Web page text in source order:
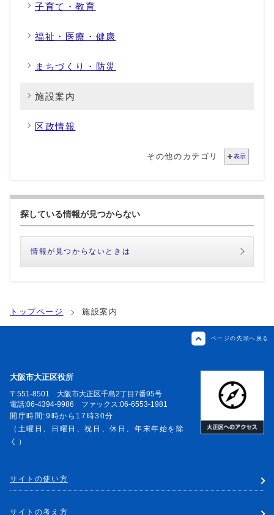
子育て・教育
福祉・医療・健康
まちづくり・防災
施設案内
区政情報
その他のカテゴリ 表示
探している情報が見つからない
情報が見つからないときは
トップページ 施設案内
ページの先頭へ戻る
大阪市大正区役所
〒551-8501 大阪市大正区千島2丁目7番95号
電話:06-4394-9986 ファックス:06-6553-1981
開庁時間:9時から17時30分
（土曜日、日曜日、祝日、休日、年末年始を除
く）
サイトの使い方
サイトの考え方